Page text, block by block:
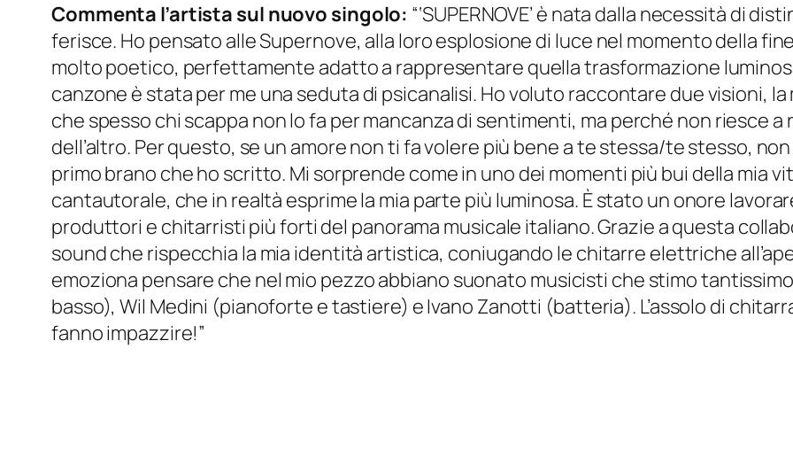
Commenta l’artista sul nuovo singolo: “‘SUPERNOVE’ è nata dalla necessità di
ferisce. Ho pensato alle Supernove, alla loro esplosione di luce nel momento della
molto poetico, perfettamente adatto a rappresentare quella trasformazione
canzone è stata per me una seduta di psicanalisi. Ho voluto raccontare due visioni,
che spesso chi scappa non lo fa per mancanza di sentimenti, ma perché non riesce
dell’altro. Per questo, se un amore non ti fa volere più bene a te stessa/te stesso, non
primo brano che ho scritto. Mi sorprende come in uno dei momenti più bui della mia
cantautorale, che in realtà esprime la mia parte più luminosa. È stato un onore
produttori e chitarristi più forti del panorama musicale italiano. Grazie a questa
sound che rispecchia la mia identità artistica, coniugando le chitarre elettriche
emoziona pensare che nel mio pezzo abbiano suonato musicisti che stimo
basso), Wil Medini (pianoforte e tastiere) e Ivano Zanotti (batteria). L’assolo di
fanno impazzire!”